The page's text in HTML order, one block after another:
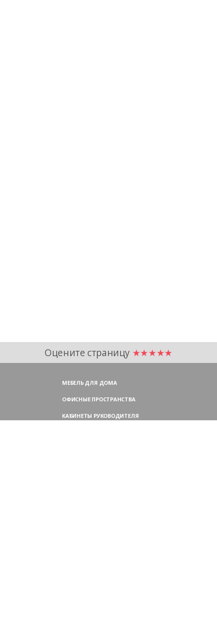
Оцените страницу ★★★★★
МЕБЕЛЬ ДЛЯ ДОМА
ОФИСНЫЕ ПРОСТРАНСТВА
КАБИНЕТЫ РУКОВОДИТЕЛЯ